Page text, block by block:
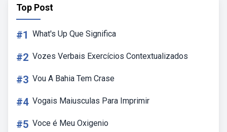
Top Post
#1 What's Up Que Significa
#2 Vozes Verbais Exercícios Contextualizados
#3 Vou A Bahia Tem Crase
#4 Vogais Maiusculas Para Imprimir
#5 Voce é Meu Oxigenio